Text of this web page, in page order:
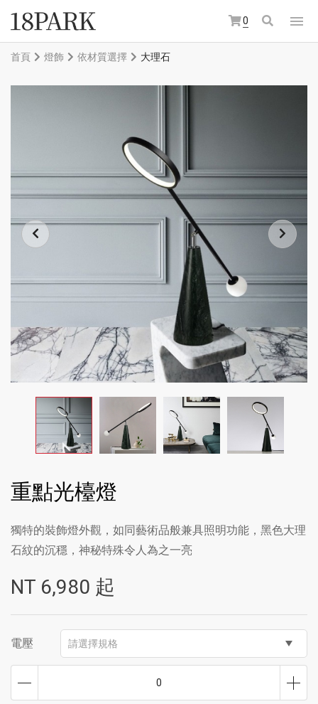
0
首頁 燈飾 依材質選擇 大理石
重點光檯燈
獨特的裝飾燈外觀，如同藝術品般兼具照明功能，黑色大理
石紋的沉穩，神秘特殊令人為之一亮
NT 6,980 起
電壓 請選擇規格
0